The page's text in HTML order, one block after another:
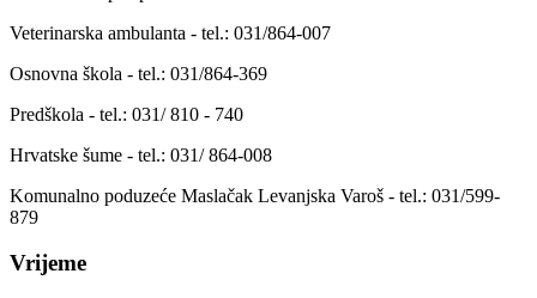
Veterinarska ambulanta - tel.: 031/864-007
Osnovna škola - tel.: 031/864-369
Predškola - tel.: 031/ 810 - 740
Hrvatske šume - tel.: 031/ 864-008
Komunalno poduzeće Maslačak Levanjska Varoš - tel.: 031/599-
879
Vrijeme